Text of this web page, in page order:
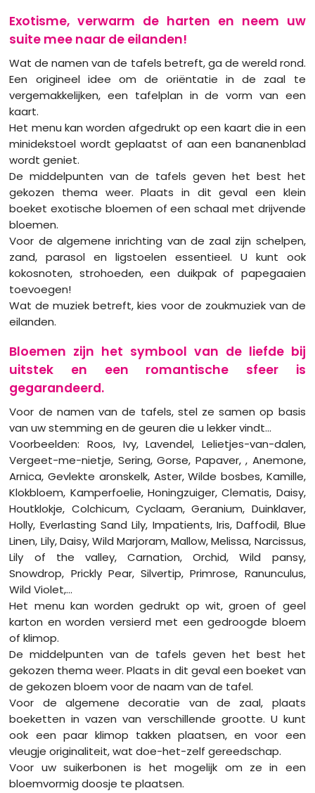
Exotisme, verwarm de harten en neem uw
suite mee naar de eilanden!
Wat de namen van de tafels betreft, ga de wereld rond.
Een origineel idee om de oriëntatie in de zaal te
vergemakkelijken, een tafelplan in de vorm van een
kaart.
Het menu kan worden afgedrukt op een kaart die in een
minidekstoel wordt geplaatst of aan een bananenblad
wordt geniet.
De middelpunten van de tafels geven het best het
gekozen thema weer. Plaats in dit geval een klein
boeket exotische bloemen of een schaal met drijvende
bloemen.
Voor de algemene inrichting van de zaal zijn schelpen,
zand, parasol en ligstoelen essentieel. U kunt ook
kokosnoten, strohoeden, een duikpak of papegaaien
toevoegen!
Wat de muziek betreft, kies voor de zoukmuziek van de
eilanden.
Bloemen zijn het symbool van de liefde bij
uitstek en een romantische sfeer is
gegarandeerd.
Voor de namen van de tafels, stel ze samen op basis
van uw stemming en de geuren die u lekker vindt...
Voorbeelden: Roos, Ivy, Lavendel, Lelietjes-van-dalen,
Vergeet-me-nietje, Sering, Gorse, Papaver, , Anemone,
Arnica, Gevlekte aronskelk, Aster, Wilde bosbes, Kamille,
Klokbloem, Kamperfoelie, Honingzuiger, Clematis, Daisy,
Houtklokje, Colchicum, Cyclaam, Geranium, Duinklaver,
Holly, Everlasting Sand Lily, Impatients, Iris, Daffodil, Blue
Linen, Lily, Daisy, Wild Marjoram, Mallow, Melissa, Narcissus,
Lily of the valley, Carnation, Orchid, Wild pansy,
Snowdrop, Prickly Pear, Silvertip, Primrose, Ranunculus,
Wild Violet,...
Het menu kan worden gedrukt op wit, groen of geel
karton en worden versierd met een gedroogde bloem
of klimop.
De middelpunten van de tafels geven het best het
gekozen thema weer. Plaats in dit geval een boeket van
de gekozen bloem voor de naam van de tafel.
Voor de algemene decoratie van de zaal, plaats
boeketten in vazen van verschillende grootte. U kunt
ook een paar klimop takken plaatsen, en voor een
vleugje originaliteit, wat doe-het-zelf gereedschap.
Voor uw suikerbonen is het mogelijk om ze in een
bloemvormig doosje te plaatsen.